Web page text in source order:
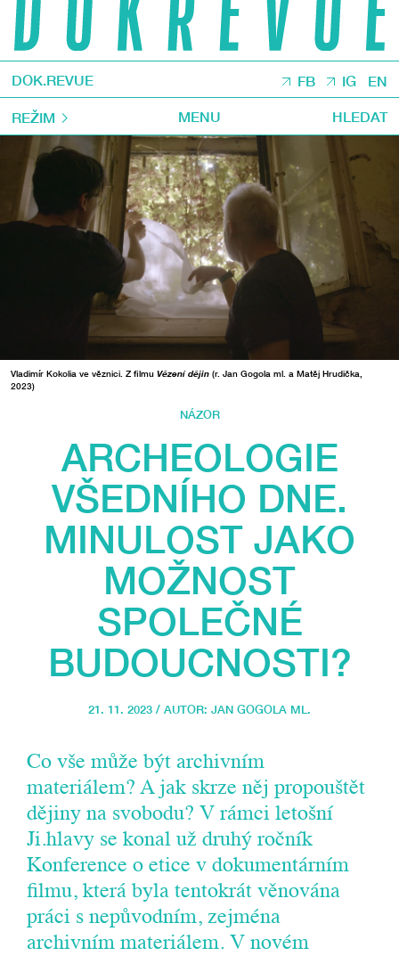
DOK.REVUE FB IG EN
REŽIM MENU HLEDAT
Vladimír Kokolia ve věznici. Z filmu Vězení dějin (r. Jan Gogola ml. a Matěj Hrudička,
2023)
NÁZOR
ARCHEOLOGIE
VŠEDNÍHO DNE.
MINULOST JAKO
MOŽNOST
SPOLEČNÉ
BUDOUCNOSTI?
21. 11. 2023 / AUTOR: JAN GOGOLA ML.
Co vše může být archivním
materiálem? A jak skrze něj propouštět
dějiny na svobodu? V rámci letošní
Ji.hlavy se konal už druhý ročník
Konference o etice v dokumentárním
filmu, která byla tentokrát věnována
práci s nepůvodním, zejména
archivním materiálem. V novém